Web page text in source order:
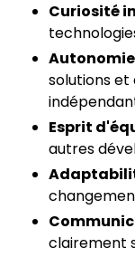
Curiosité
Autonomie
solutions
Esprit
autres
clairement